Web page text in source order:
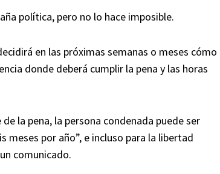
política, pero no lo hace imposible.
en las próximas semanas o meses cómo
donde deberá cumplir la pena y las horas
la pena, la persona condenada puede ser
meses por año”, e incluso para la libertad
comunicado.